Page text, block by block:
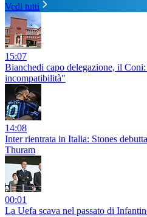
Vedi tutti
15:07
Bianchedi capo delegazione, il
incompatibilità"
14:08
Inter rientrata in Italia: Stones
Thuram
00:01
La Uefa scava nel passato di